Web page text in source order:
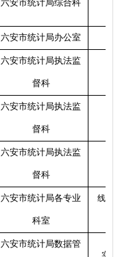
六安市统计局综合科
六安市统计局办公室
六安市统计局执法监
督科
六安市统计局执法监
督科
六安市统计局执法监
督科
六安市统计局各专业
科室
线上
六安市统计局数据管
实时